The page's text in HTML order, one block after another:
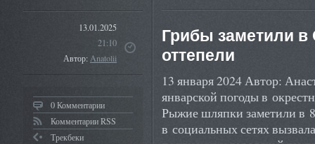
13.01.2025
21:10
Автор:Anatolii
0 Комментарии
Комментарии RSS
Трекбеки
Грибы заметили
оттепели
13 января 2024 Автор:
январской погоды в
Рыжие шляпки заметили в
в социальных сетях